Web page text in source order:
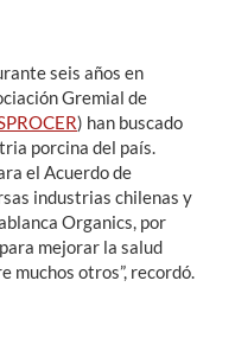
seis años en
Gremial de
) han buscado
porcina del país.
el Acuerdo de
industrias chilenas y
Organics, por
mejorar la salud
muchos otros”, recordó.